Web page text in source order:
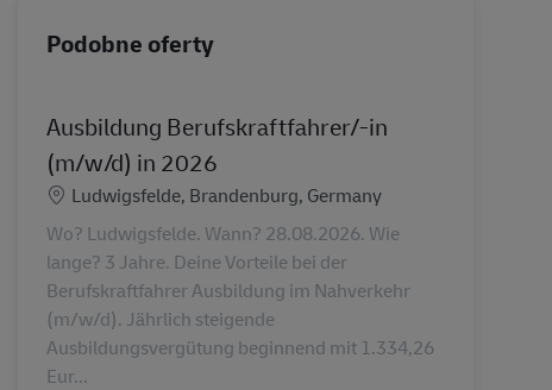
Podobne oferty
Ausbildung Berufskraftfahrer/-in
(m/w/d) in 2026
Lokalizacja
Ludwigsfelde, Brandenburg, Germany
Wo? Ludwigsfelde. Wann? 28.08.2026. Wie
lange? 3 Jahre. Deine Vorteile bei der
Berufskraftfahrer Ausbildung im Nahverkehr
(m/w/d). Jährlich steigende
Ausbildungsvergütung beginnend mit 1.334,26
Eur...